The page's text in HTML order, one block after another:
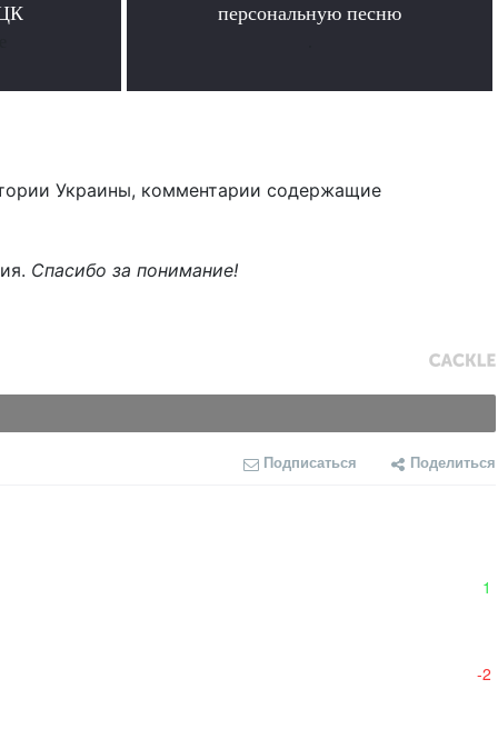
персональную песню
Украины, комментарии содержащие
Спасибо за понимание!
Подписаться Поделиться
1
-2